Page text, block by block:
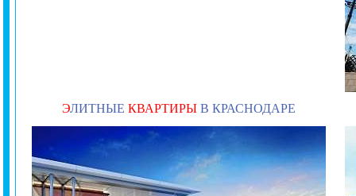
ЭЛИТНЫЕ КВАРТИРЫ В КРАСНОДАРЕ